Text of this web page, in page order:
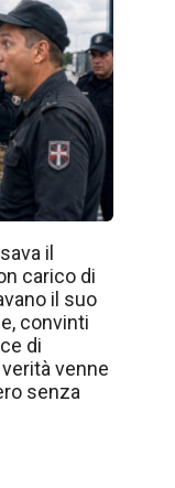
il
carico di
il suo
convinti
di
venne
senza